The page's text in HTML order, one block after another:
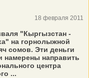
18 февраля 2011
"Кыргызстан -
на горнолыжной
сомов. Эти деньги
намерены направить
центра
...